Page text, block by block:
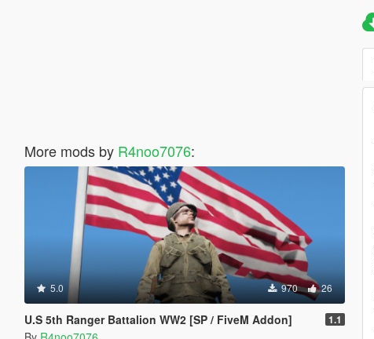
More mods by R4noo7076:
5.0 970 26
U.S 5th Ranger Battalion WW2 [SP / FiveM Addon] 1.1